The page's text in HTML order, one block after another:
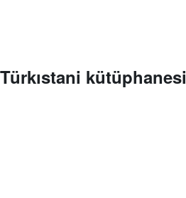
Türkıstani kütüphanesi